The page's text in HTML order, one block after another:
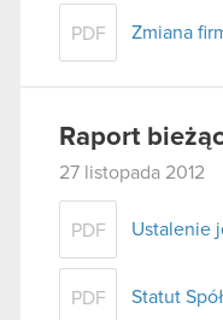
PDF Zmiana
Raport
27 listopada 2012
PDF Ustalenie
PDF Statut